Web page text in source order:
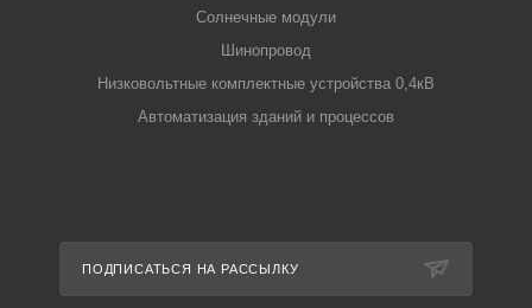
Солнечные модули
Шинопровод
Низковольтные комплектные устройства 0,4кВ
Автоматизация зданий и процессов
ПОДПИСАТЬСЯ НА РАССЫЛКУ